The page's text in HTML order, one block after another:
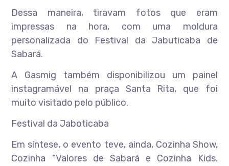
Dessa maneira, tiravam fotos que eram
impressas na hora, com uma moldura
personalizada do Festival da Jabuticaba de
Sabará.
A Gasmig também disponibilizou um painel
instagramável na praça Santa Rita, que foi
muito visitado pelo público.
Festival da Jaboticaba
Em síntese, o evento teve, ainda, Cozinha Show,
Cozinha “Valores de Sabará e Cozinha Kids.